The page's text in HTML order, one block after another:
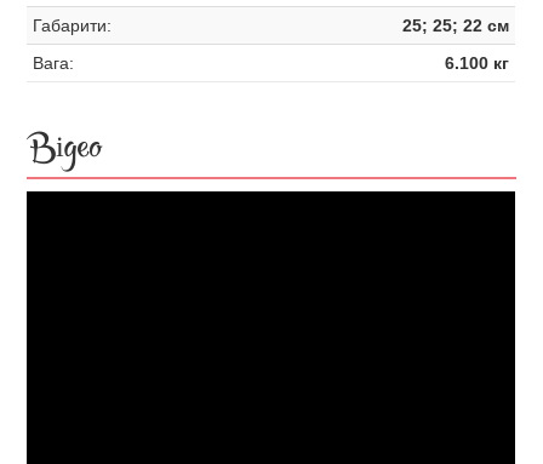
Габарити:
25; 25; 22 см
Вага:
6.100 кг
Відео